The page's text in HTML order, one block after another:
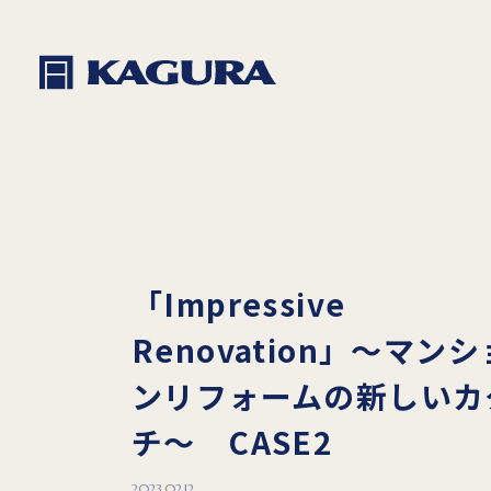
「Impressive
Renovation」～マンシ
ンリフォームの新しい
チ～ CASE2